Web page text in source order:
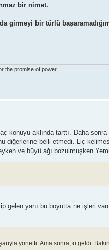
bir nimet.
girmeyi bir türlü
the promise of power.
aklında tarttı. Daha sonra
diğerlerine belli etmedi. Liç
ve büyü ağı bozulmuşken
gelen yanı bu boyutta ne işleri
yönetti. Ama sonra, o geldi.